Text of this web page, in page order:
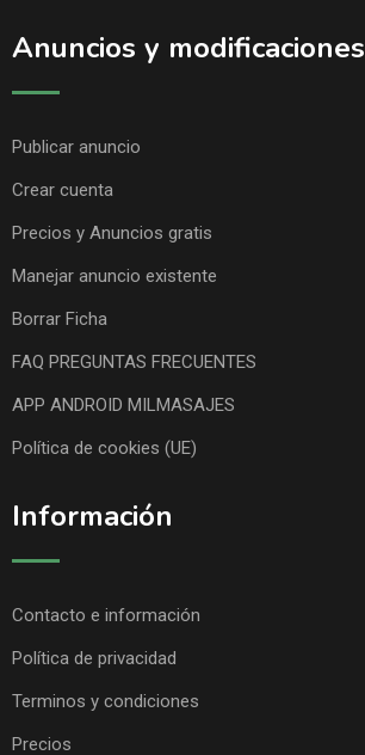
Anuncios y modificaciones
Publicar anuncio
Crear cuenta
Precios y Anuncios gratis
Manejar anuncio existente
Borrar Ficha
FAQ PREGUNTAS FRECUENTES
APP ANDROID MILMASAJES
Política de cookies (UE)
Información
Contacto e información
Política de privacidad
Terminos y condiciones
Precios